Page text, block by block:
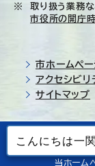
取り扱う業務な
市役所の開庁
市ホームペ
アクセシビリ
サイトマップ
©
当ホーム